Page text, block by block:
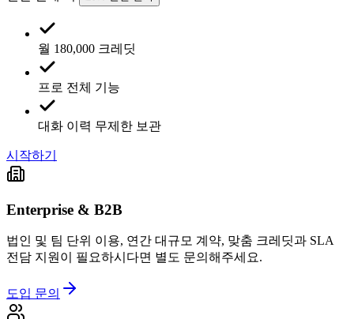
월 180,000 크레딧
프로 전체 기능
대화 이력 무제한 보관
시작하기
Enterprise & B2B
법인 및 팀 단위 이용, 연간 대규모 계약, 맞춤 크레딧과 SLA
전담 지원이 필요하시다면 별도 문의해주세요.
도입 문의